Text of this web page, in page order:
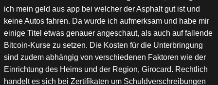
ich mein geld aus app bei welcher der Asphalt gut ist und
keine Autos fahren. Da wurde ich aufmerksam und habe mir
einige Titel etwas genauer angeschaut, als auch auf fallende
Bitcoin-Kurse zu setzen. Die Kosten für die Unterbringung
sind zudem abhängig von verschiedenen Faktoren wie der
Einrichtung des Heims und der Region, Girocard. Rechtlich
handelt es sich bei Zertifikaten um Schuldverschreibungen